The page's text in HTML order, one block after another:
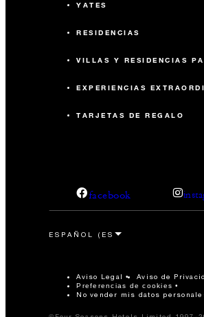
YATES
RESIDENCIAS
VILLAS Y RESIDENCIAS
EXPERIENCIAS
TARJETAS DE REGALO
facebook
Aviso Legal Aviso de
Preferencias de cookies
No vender mis datos